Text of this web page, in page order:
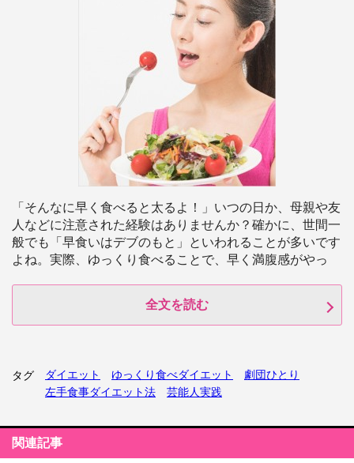
「そんなに早く食べると太るよ！」いつの日か、母親や友
人などに注意された経験はありませんか？確かに、世間一
般でも「早食いはデブのもと」といわれることが多いです
よね。実際、ゆっくり食べることで、早く満腹感がやっ
全文を読む
タグ ダイエット ゆっくり食べダイエット
劇団ひとり
左手食事ダイエット法
芸能人実践
関連記事